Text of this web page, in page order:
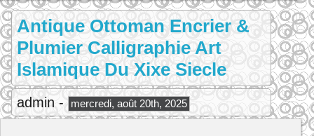
Antique Ottoman Encrier &
Plumier Calligraphie Art
Islamique Du Xixe Siecle
admin - mercredi, août 20th, 2025